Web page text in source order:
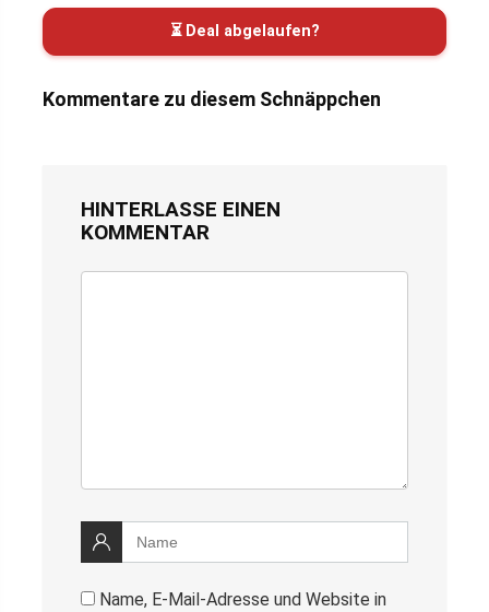
⏳ Deal abgelaufen?
Kommentare zu diesem Schnäppchen
HINTERLASSE EINEN
KOMMENTAR
Name, E-Mail-Adresse und Website in